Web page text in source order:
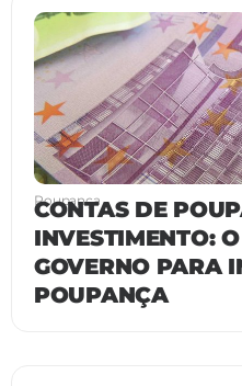
Poupança
CONTAS DE
INVESTIMENTO:
GOVERNO PARA
POUPANÇA